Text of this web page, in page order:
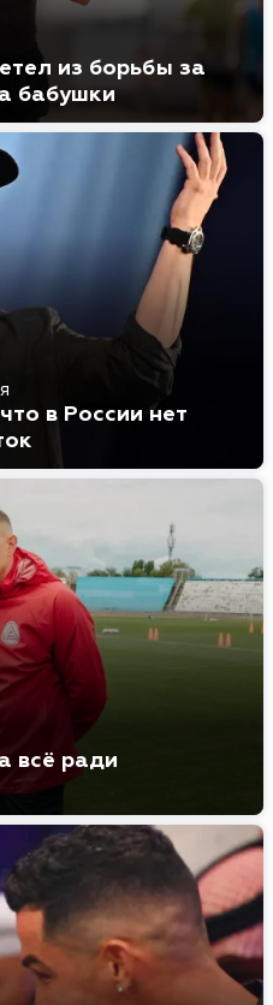
из борьбы за
бабушки
в России нет
всё ради